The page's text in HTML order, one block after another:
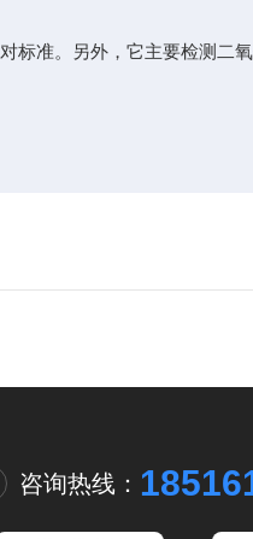
标准。另外，它主要检测二
咨询热线：